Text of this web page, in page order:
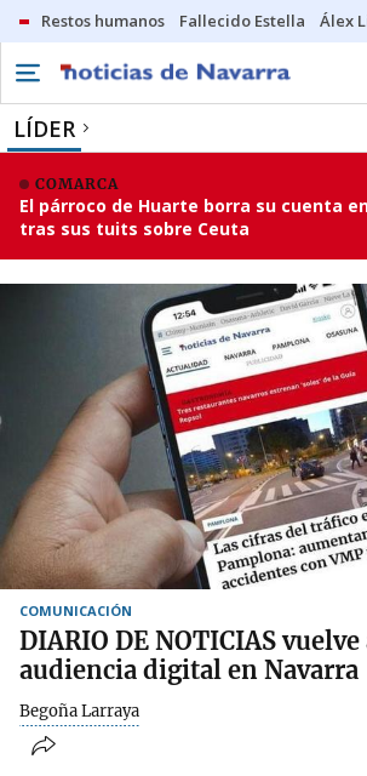
Restos humanos Fallecido Estella Álex
LÍDER
COMARCA
El párroco de Huarte borra su cuenta
tras sus tuits sobre Ceuta
COMUNICACIÓN
DIARIO DE NOTICIAS
audiencia digital en Navarra
Begoña Larraya